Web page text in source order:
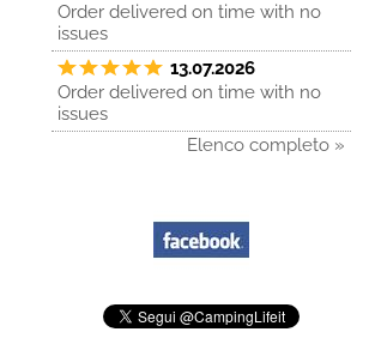
Order delivered on time with no
issues
13.07.2026
Order delivered on time with no
issues
Elenco completo »